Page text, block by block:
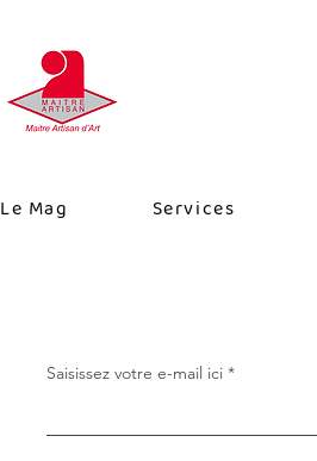
Le Mag Services
Saisissez votre e-mail ici